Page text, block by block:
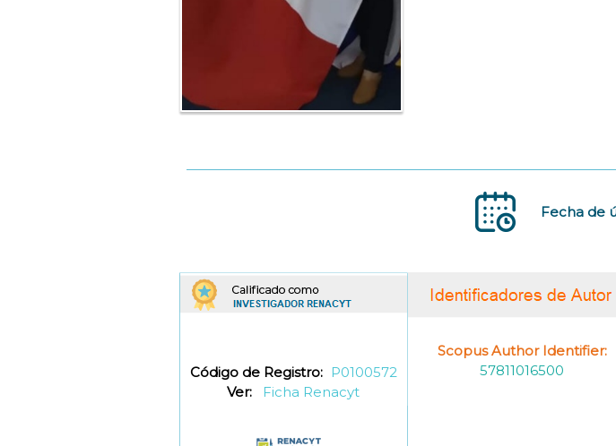
Fecha de
Código de Registro: P0100572
Ver:
Ficha Renacyt
Scopus Author Identifier:
57811016500